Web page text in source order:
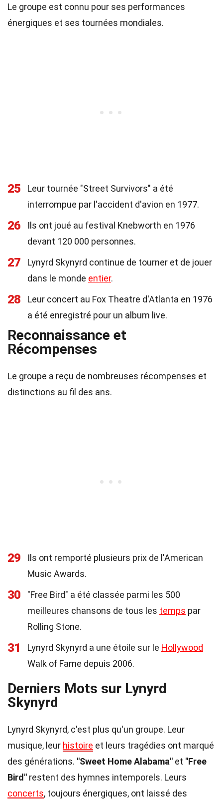
Le groupe est connu pour ses performances
énergiques et ses tournées mondiales.
25
Leur tournée "Street Survivors" a été
interrompue par l'accident d'avion en 1977.
26
Ils ont joué au festival Knebworth en 1976
devant 120 000 personnes.
27
Lynyrd Skynyrd continue de tourner et de jouer
dans le monde entier.
28
Leur concert au Fox Theatre d'Atlanta en 1976
a été enregistré pour un album live.
Reconnaissance et
Récompenses
Le groupe a reçu de nombreuses récompenses et
distinctions au fil des ans.
29
Ils ont remporté plusieurs prix de l'American
Music Awards.
30
"Free Bird" a été classée parmi les 500
meilleures chansons de tous les temps par
Rolling Stone.
31 Lynyrd Skynyrd a une étoile sur le Hollywood
Walk of Fame depuis 2006.
Derniers Mots sur Lynyrd
Skynyrd
Lynyrd Skynyrd, c'est plus qu'un groupe. Leur
musique, leur histoire et leurs tragédies ont marqué
des générations. "Sweet Home Alabama" et "Free
Bird" restent des hymnes intemporels. Leurs
concerts, toujours énergiques, ont laissé des